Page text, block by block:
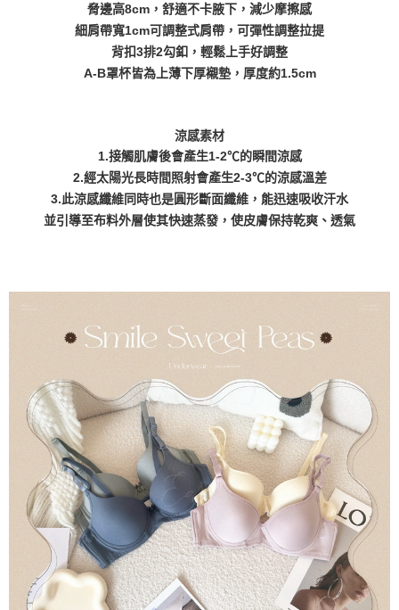
每筆NT$70，滿NT$798(含以上)免運費
每筆NT$70，滿NT$799(含以上)免運費
每筆NT$70，滿NT$799(含以上)免運費
每筆NT$100
貨到付款
脅邊高8cm，舒適不卡腋下，減少摩擦感
細肩帶寬1cm可調整式肩帶，可彈性調整拉提
背扣3排2勾釦，輕鬆上手好調整
A-B罩杯皆為上薄下厚襯墊，厚度約1.5cm
涼感素材
1.接觸肌膚後會產生1-2℃的瞬間涼感
2.經太陽光長時間照射會產生2-3℃的涼感溫差
3.此涼感纖維同時也是圓形斷面纖維，能迅速吸收汗水
並引導至布料外層使其快速蒸發，使皮膚保持乾爽、透氣